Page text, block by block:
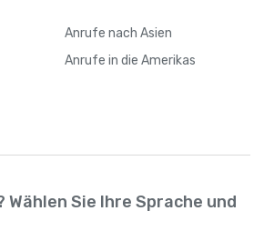
Anrufe nach Asien
Anrufe in die Amerikas
Wählen Sie Ihre Sprache und